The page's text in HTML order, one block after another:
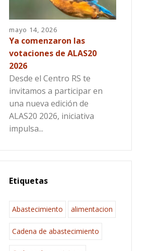
mayo 14, 2026
Ya comenzaron las
votaciones de ALAS20
2026
Desde el Centro RS te
invitamos a participar en
una nueva edición de
ALAS20 2026, iniciativa
impulsa...
Etiquetas
Abastecimiento alimentacion
Cadena de abastecimiento